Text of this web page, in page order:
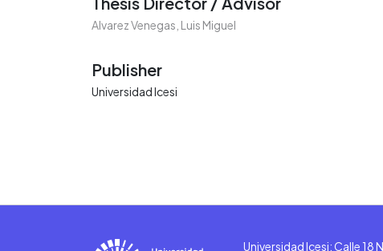
Alvarez Venegas, Luis Miguel
Publisher
Universidad Icesi
Universidad Icesi: Calle 18